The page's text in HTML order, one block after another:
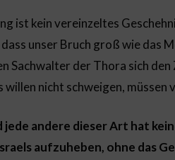
ist kein vereinzeltes
unser Bruch groß wie das
Sachwalter der Thora sich
nicht schweigen, müssen
jede andere dieser Art hat
aufzuheben, ohne das